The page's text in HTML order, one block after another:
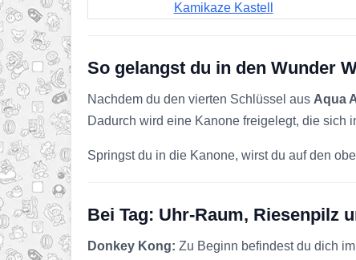
Kamikaze Kastell
So gelangst du in den Wunder
Nachdem du den vierten Schlüssel aus Aqua
Dadurch wird eine Kanone freigelegt, die sich
Springst du in die Kanone, wirst du auf den
Bei Tag: Uhr-Raum, Riesenpilz
Donkey Kong: Zu Beginn befindest du dich